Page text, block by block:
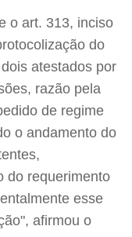
o art. 313, inciso
do
atestados por
razão pela
de regime
o andamento do
do requerimento
esse
afirmou o